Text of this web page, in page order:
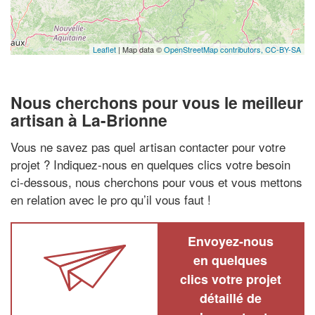
Leaflet | Map data ©OpenStreetMap contributors, CC-BY-SA
Nous cherchons pour vous le meilleur
artisan à La-Brionne
Vous ne savez pas quel artisan contacter pour votre
projet ? Indiquez-nous en quelques clics votre besoin
ci-dessous, nous cherchons pour vous et vous mettons
en relation avec le pro qu’il vous faut !
Envoyez-nous
en quelques
clics votre projet
détaillé de